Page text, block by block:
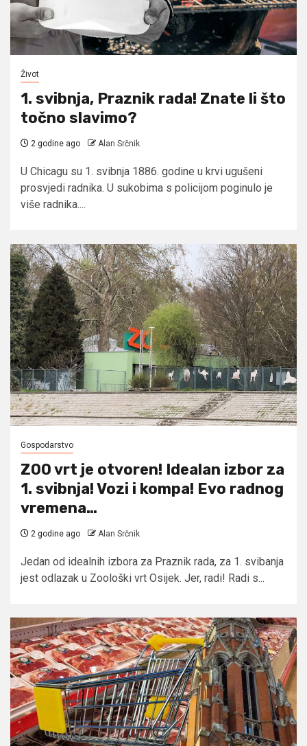
Život
1. svibnja, Praznik rada! Znate li što
točno slavimo?
2 godine ago Alan Srčnik
U Chicagu su 1. svibnja 1886. godine u krvi ugušeni
prosvjedi radnika. U sukobima s policijom poginulo je
više radnika....
Gospodarstvo
ZOO vrt je otvoren! Idealan izbor za
1. svibnja! Vozi i kompa! Evo radnog
vremena…
2 godine ago Alan Srčnik
Jedan od idealnih izbora za Praznik rada, za 1. svibanja
jest odlazak u Zoološki vrt Osijek. Jer, radi! Radi s...